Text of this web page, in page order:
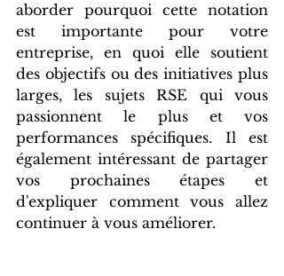
aborder pourquoi cette notation
est importante pour votre
entreprise, en quoi elle soutient
des objectifs ou des initiatives plus
larges, les sujets RSE qui vous
passionnent le plus et vos
performances spécifiques. Il est
également intéressant de partager
vos prochaines étapes et
d'expliquer comment vous allez
continuer à vous améliorer.